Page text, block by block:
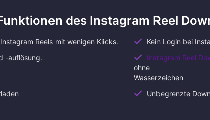
des Instagram Reel
Reels mit wenigen Klicks.
Kein Login bei
-auflösung.
Instagram Reel
ohne
Wasserzeichen
Unbegrenzte